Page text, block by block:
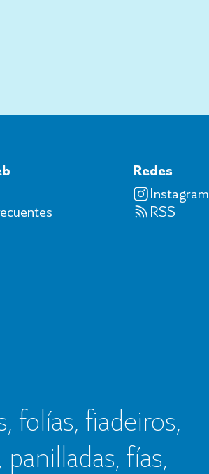
Redes
Instagram
RSS
folías, fiadeiros,
fías,